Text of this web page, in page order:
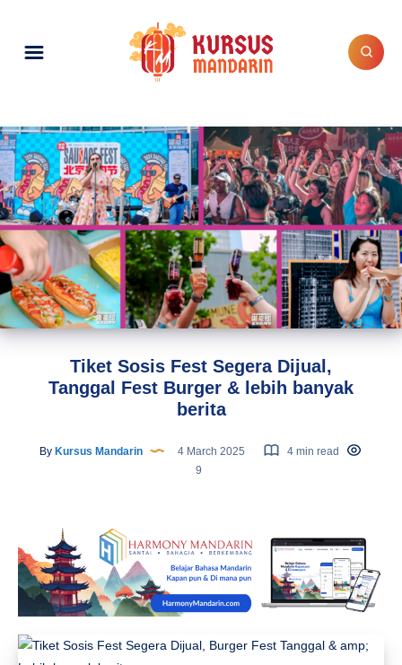
Tiket Sosis Fest Segera Dijual,
Tanggal Fest Burger & lebih banyak
berita
ByKursus Mandarin 4 March 2025
4 min read
9